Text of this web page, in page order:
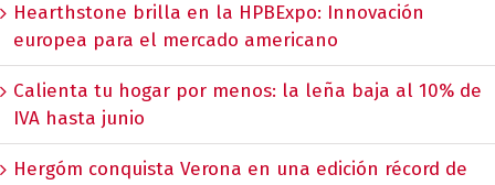
Hearthstone brilla en la HPBExpo: Innovación
europea para el mercado americano
Calienta tu hogar por menos: la leña baja al 10% de
IVA hasta junio
Hergóm conquista Verona en una edición récord de